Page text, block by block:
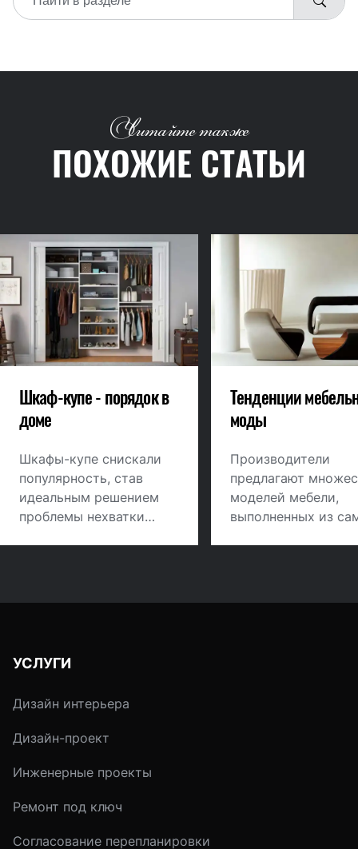
Читайте также
ПОХОЖИЕ СТАТЬИ
Шкаф-купе - порядок в
доме
Шкафы-купе снискали
популярность, став
идеальным решением
проблемы нехватки
пространство шкафов-
Тенденции
моды
Производители
предлагают
моделей мебели,
выполненных из
УСЛУГИ
Дизайн интерьера
Дизайн-проект
Инженерные проекты
Ремонт под ключ
Согласование перепланировки